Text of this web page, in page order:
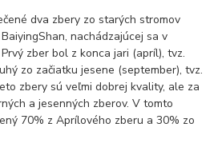
dva zbery zo starých stromov
nachádzajúcej sa v
zber bol z konca jari (apríl), tvz.
zo začiatku jesene (september), tvz.
zbery sú veľmi dobrej kvality, ale za
a jesenných zberov. V tomto
70% z Aprílového zberu a 30% zo